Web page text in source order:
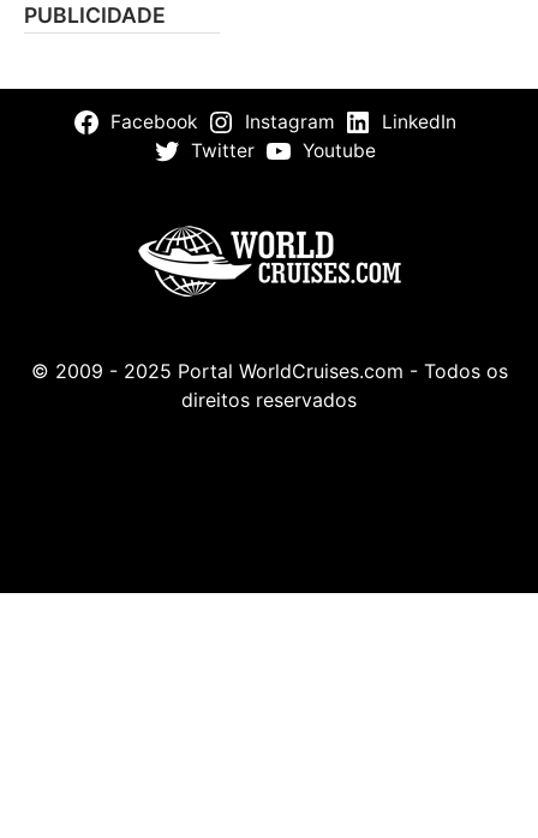
PUBLICIDADE
Facebook Instagram
LinkedIn
Twitter
Youtube
© 2009 - 2025 Portal WorldCruises.com - Todos os
direitos reservados